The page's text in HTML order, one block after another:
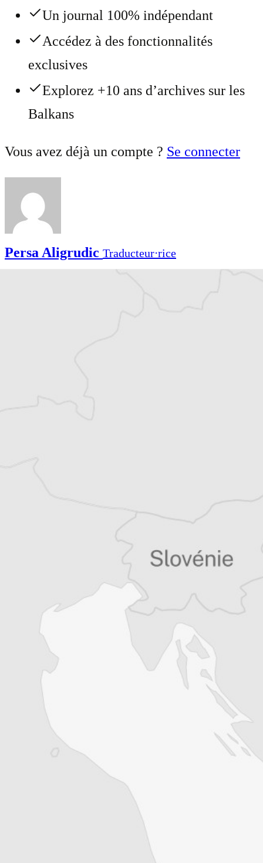
Un journal 100% indépendant
Accédez à des fonctionnalités
exclusives
Explorez +10 ans d’archives sur les
Balkans
Vous avez déjà un compte ? Se connecter
Persa Aligrudic Traducteur⋅rice